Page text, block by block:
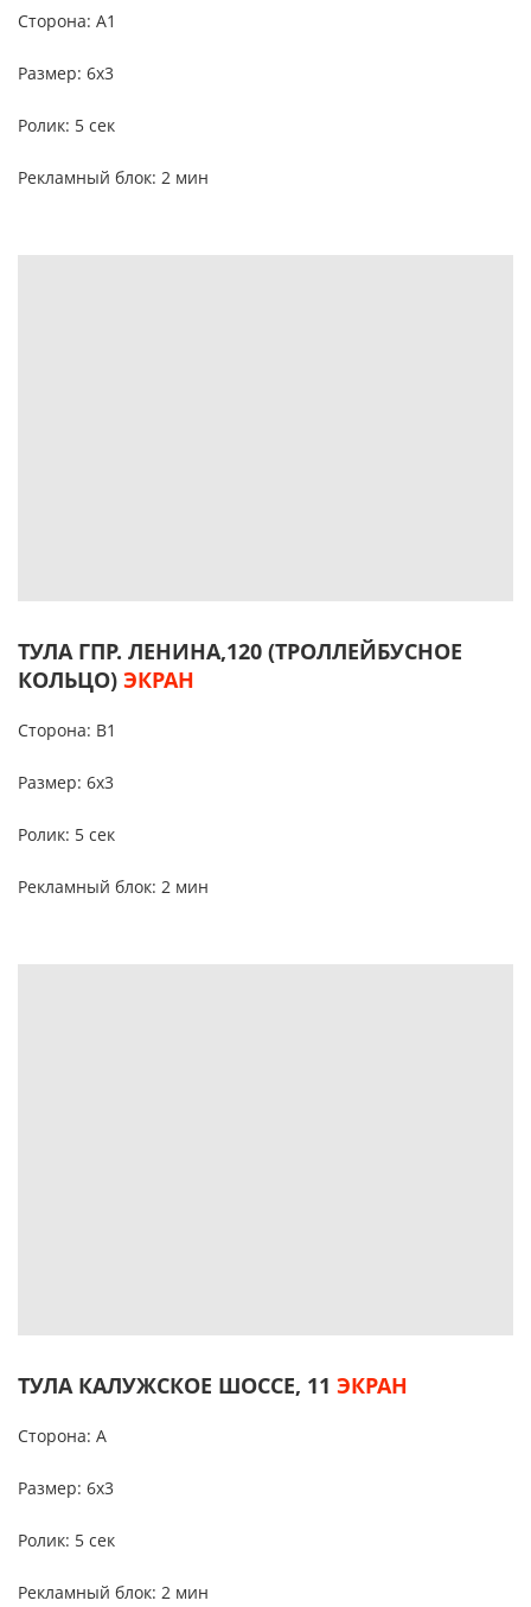
Сторона: А1
Размер: 6х3
Ролик: 5 сек
Рекламный блок: 2 мин
ТУЛА ГПР. ЛЕНИНА,120 (ТРОЛЛЕЙБУСНОЕ
КОЛЬЦО) ЭКРАН
Сторона: B1
Размер: 6х3
Ролик: 5 сек
Рекламный блок: 2 мин
ТУЛА КАЛУЖСКОЕ ШОССЕ, 11 ЭКРАН
Сторона: A
Размер: 6х3
Ролик: 5 сек
Рекламный блок: 2 мин